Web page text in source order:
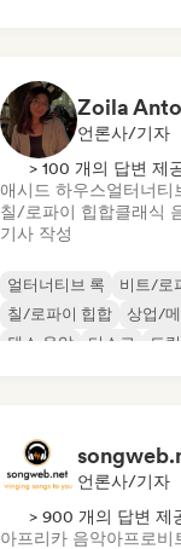
Zoila
언론사/기자
> 100 개의 답변 제
애시드 하우스얼터너티
칠/로파이 힙합클래식
기사 작성
얼터너티브 록
비트/로
칠/로파이 힙합
상업/
댄스 음악
디스코 드
언론사/기자
> 900 개의 답변 제
아프리카 음악아프로비